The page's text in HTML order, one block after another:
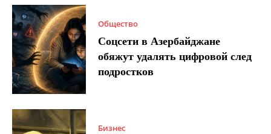
Общество
Соцсети в Азербайджане
обяжут удалять цифровой след
подростков
Бизнес